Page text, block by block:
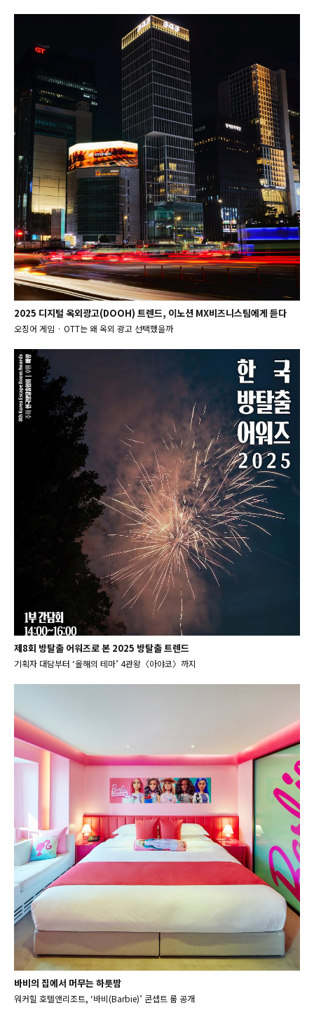
2025 디지털 옥외광고(DOOH) 트렌드, 이노션 MX비즈니스팀에게 듣다
오징어 게임 · OTT는 왜 옥외 광고 선택했을까
제8회 방탈출 어워즈로 본 2025 방탈출 트렌드
기획자 대담부터 ‘올해의 테마’ 4관왕〈아야코〉까지
바비의 집에서 머무는 하룻밤
워커힐 호텔앤리조트, ‘바비(Barbie)’ 콘셉트 룸 공개